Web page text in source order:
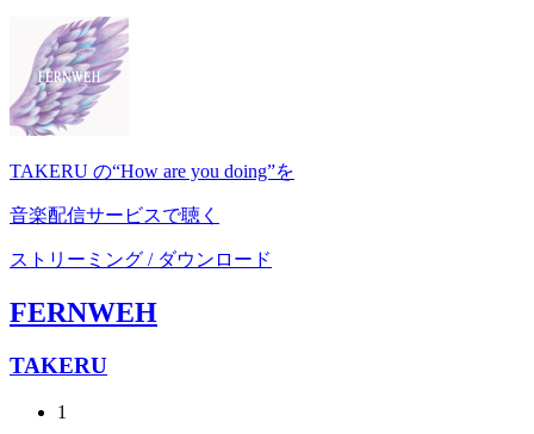
TAKERU の“How are you doing”を
音楽配信サービスで聴く
ストリーミング / ダウンロード
FERNWEH
TAKERU
1